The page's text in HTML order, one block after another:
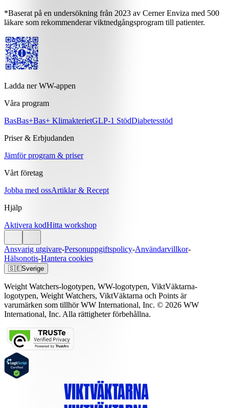
*Baserat på en undersökning från 2023 av Cerner Enviza med 500
läkare som rekommenderar viktnedgångsprogram till patienter.
Ladda ner WW-appen
Våra program
BasBas+Bas+ KlimakterietGLP-1 StödDiabetesstöd
Priser & Erbjudanden
Jämför program & priser
Vårt företag
Jobba med ossArtiklar & Recept
Hjälp
Aktivera kodHitta workshop
Ansvarig utgivare-Personuppgiftspolicy-Användarvillkor-
Hälsonotis-Hantera cookies
🇸🇪Sverige
Weight Watchers-logotypen, WW-logotypen, ViktVäktarna-
logotypen, Weight Watchers, ViktVäktarna och Points är
varumärken som tillhör WW International, Inc. © 2026 WW
International, Inc. Alla rättigheter förbehållna.